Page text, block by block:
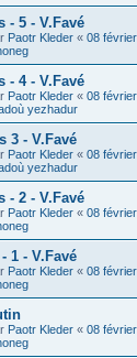
- 5 - V.Favé
Paotr Kleder « 08
- 4 - V.Favé
Paotr Kleder « 08
yezhadur
3 - V.Favé
Paotr Kleder « 08
yezhadur
- 2 - V.Favé
Paotr Kleder « 08
1 - V.Favé
Paotr Kleder « 08
Paotr Kleder « 08